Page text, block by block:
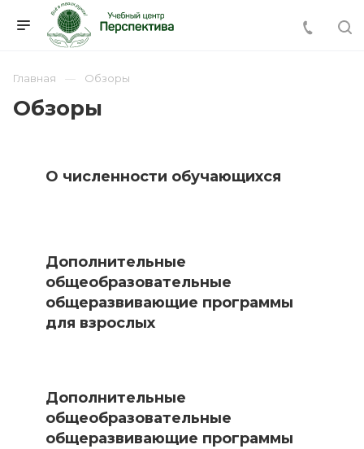
Главная Обзоры
Обзоры
О численности обучающихся
Дополнительные
общеобразовательные
общеразвивающие программы
для взрослых
Дополнительные
общеобразовательные
общеразвивающие программы